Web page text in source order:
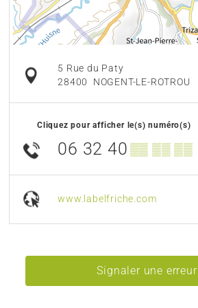
5 Rue du Paty
28400
NOGENT-LE-ROTROU
Cliquez pour afficher le(s) numéro(s)
06 32 40 ▒▒ ▒▒ ▒▒
www.labelfriche.com
Signaler une erreur